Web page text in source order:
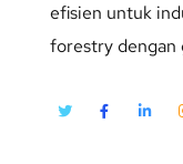
efisien untuk
forestry dengan